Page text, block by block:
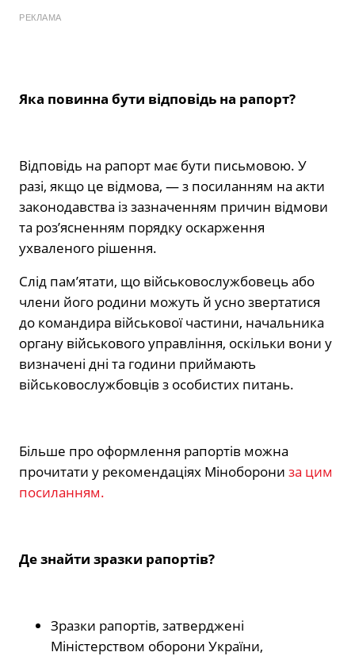
РЕКЛАМА
Яка повинна бути відповідь на рапорт?
Відповідь на рапорт має бути письмовою. У
разі, якщо це відмова, — з посиланням на акти
законодавства із зазначенням причин відмови
та роз’ясненням порядку оскарження
ухваленого рішення.
Слід пам’ятати, що військовослужбовець або
члени його родини можуть й усно звертатися
до командира військової частини, начальника
органу військового управління, оскільки вони у
визначені дні та години приймають
військовослужбовців з особистих питань.
Більше про оформлення рапортів можна
прочитати у рекомендаціях Міноборони за цим
посиланням.
Де знайти зразки рапортів?
Зразки рапортів, затверджені
Міністерством оборони України,